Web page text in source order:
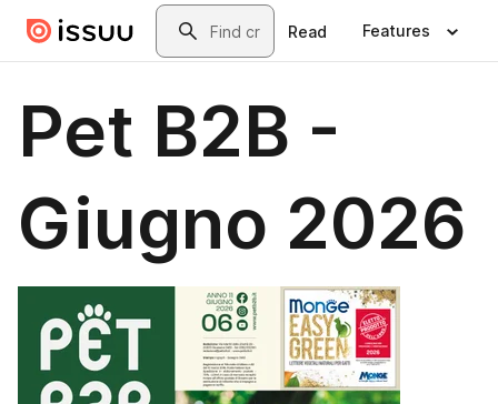
Skip to main contentSearch
Read Features
Pet B2B -
Giugno 2026